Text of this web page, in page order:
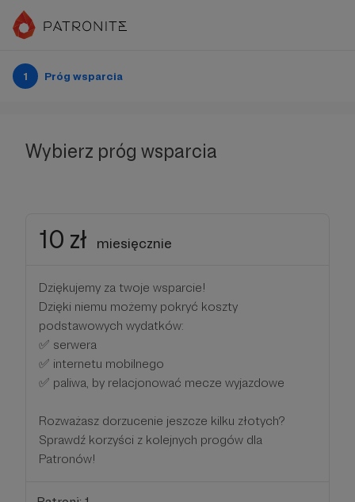
1 Próg wsparcia
Wybierz próg wsparcia
10 zł miesięcznie
Dziękujemy za twoje wsparcie!
Dzięki niemu możemy pokryć koszty
podstawowych wydatków:
✅ serwera
✅ internetu mobilnego
✅ paliwa, by relacjonować mecze wyjazdowe
Rozważasz dorzucenie jeszcze kilku złotych?
Sprawdź korzyści z kolejnych progów dla
Patronów!